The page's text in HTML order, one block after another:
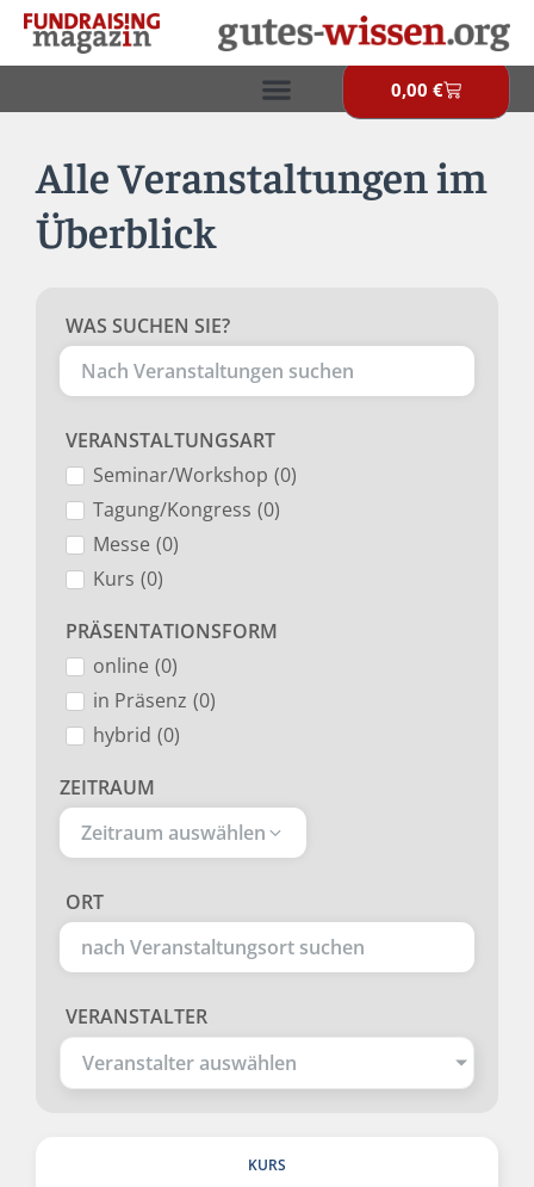
Zum
Inhalt
springen
0,00 €
Alle Veranstaltungen im
Überblick
WAS SUCHEN SIE?
VERANSTALTUNGSART
Seminar/Workshop (0)
Tagung/Kongress (0)
Messe (0)
Kurs (0)
PRÄSENTATIONSFORM
online (0)
in Präsenz (0)
hybrid (0)
ZEITRAUM
Zeitraum auswählen
ORT
VERANSTALTER
Veranstalter auswählen
KURS